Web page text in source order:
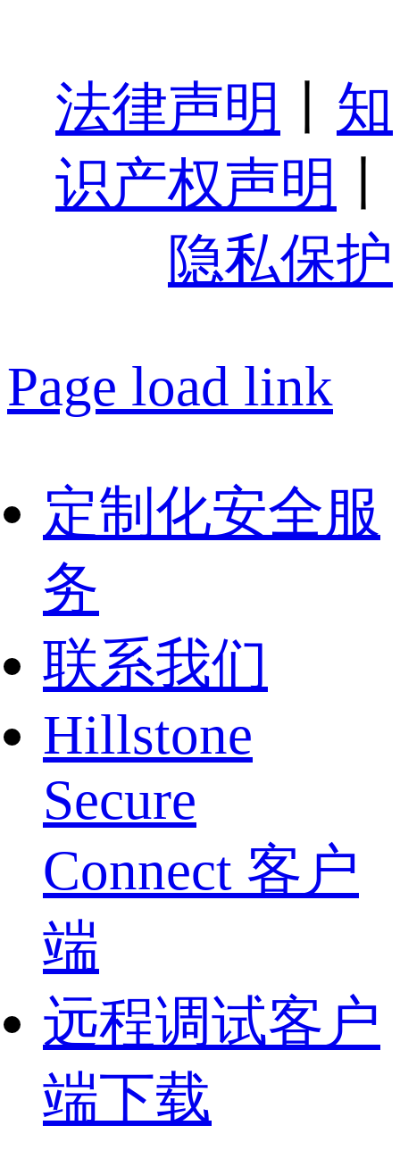
法律声明
知
识产权声明
隐私保护
Page load link
定制化安全服
务
联系我们
Hillstone
Secure
Connect 客户
端
远程调试客户
端下载